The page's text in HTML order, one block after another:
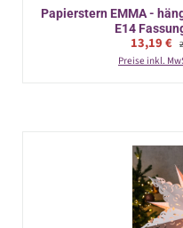
Papierstern EMMA -
E14
13,19 €
Preise inkl.